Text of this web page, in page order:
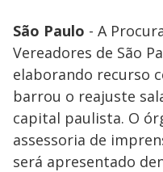
São Paulo - A
Vereadores de São
elaborando recurso
barrou o reajuste
capital paulista. O
assessoria de
será apresentado